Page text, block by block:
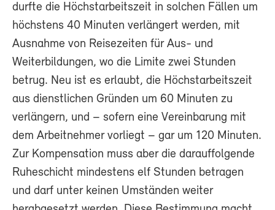
durfte die Höchstarbeitszeit in solchen Fällen um
höchstens 40 Minuten verlängert werden, mit
Ausnahme von Reisezeiten für Aus- und
Weiterbildungen, wo die Limite zwei Stunden
betrug. Neu ist es erlaubt, die Höchstarbeitszeit
aus dienstlichen Gründen um 60 Minuten zu
verlängern, und – sofern eine Vereinbarung mit
dem Arbeitnehmer vorliegt – gar um 120 Minuten.
Zur Kompensation muss aber die darauffolgende
Ruheschicht mindestens elf Stunden betragen
und darf unter keinen Umständen weiter